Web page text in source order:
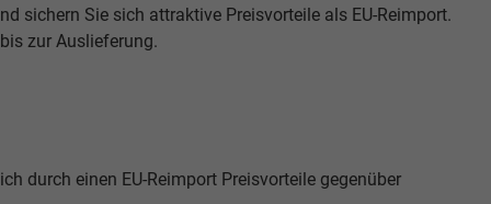
sichern Sie sich attraktive Preisvorteile als EU-Reimport.
zur Auslieferung.
durch einen EU-Reimport Preisvorteile gegenüber